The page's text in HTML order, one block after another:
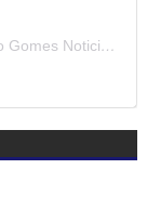
Uma publicação partilhada por Blog Adalberto Gomes Noticias (@blogadalbertogomesnoticiass)